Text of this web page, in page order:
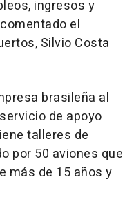
ingresos y
el
Silvio Costa
brasileña al
de apoyo
talleres de
por 50 aviones que
más de 15 años y